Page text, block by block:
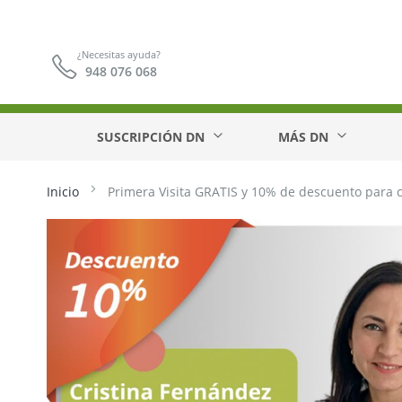
¿Necesitas ayuda?
948 076 068
SUSCRIPCIÓN DN MÁS DN
Inicio Primera Visita GRATIS y 10% de descuento
final
galería